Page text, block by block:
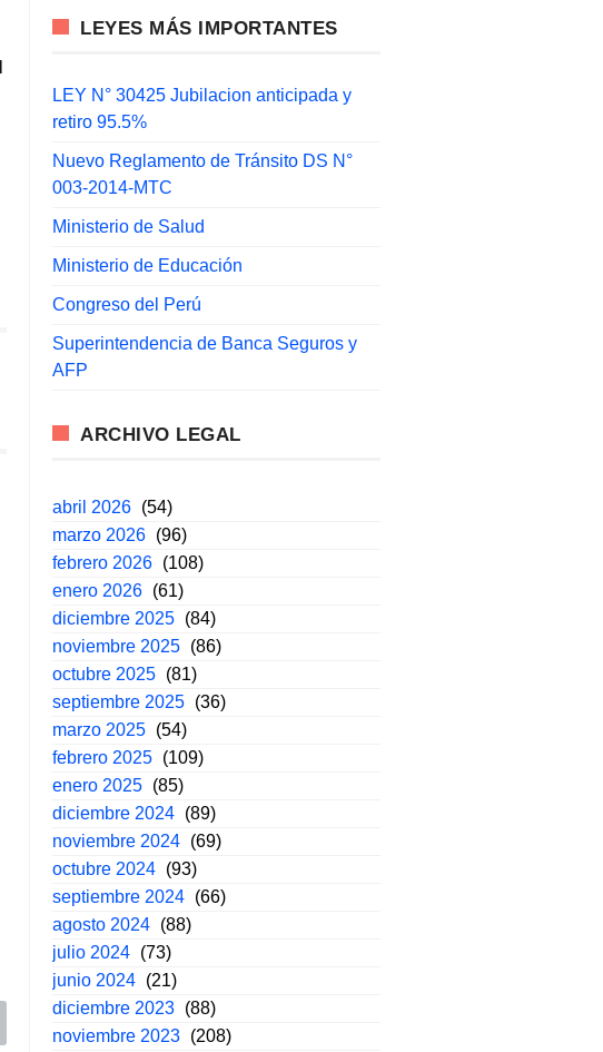
LEYES MÁS IMPORTANTES
LEY N° 30425 Jubilacion anticipada y
retiro 95.5%
Nuevo Reglamento de Tránsito DS N°
003-2014-MTC
Ministerio de Salud
Ministerio de Educación
Congreso del Perú
Superintendencia de Banca Seguros y
AFP
ARCHIVO LEGAL
abril 2026 (54)
marzo 2026 (96)
febrero 2026 (108)
enero 2026 (61)
diciembre 2025 (84)
noviembre 2025 (86)
octubre 2025 (81)
septiembre 2025 (36)
marzo 2025 (54)
febrero 2025 (109)
enero 2025 (85)
diciembre 2024 (89)
noviembre 2024 (69)
octubre 2024 (93)
septiembre 2024 (66)
agosto 2024 (88)
julio 2024 (73)
junio 2024 (21)
diciembre 2023 (88)
noviembre 2023 (208)